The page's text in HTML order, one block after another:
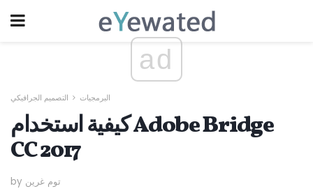
ad
البرمجيات التصميم الجرافيكي
كيفية استخدام Adobe Bridge
CC 2017
by توم غرين